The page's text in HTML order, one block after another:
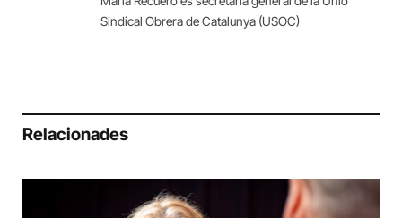
Sindical Obrera de Catalunya (USOC)
Relacionades